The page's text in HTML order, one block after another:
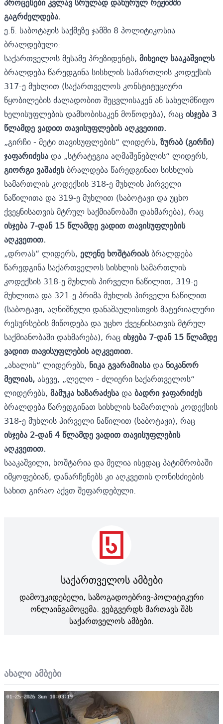
ახალი ამბები
გაგრძელდება.
ე.წ. საბოტაჟის საქმეზეჯამში 8 პოლიტიკოსია
ბრალდებული:
საქართველოს მესამე პრეზიდენტს, მიხეილ სააკაშვილს
ბრალდება წარედგინა სისხლის სამართლის კოდექსის
317-ე მუხლით (საქართველოს კონსტიტუციური
წყობილების ძალადობით შეცვლისაკენ ან სახელმწიფო
ხელისუფლების დამხობისაკენ მოწოდება), რაცისჯება 3
წლამდე ვადით თავისუფლების აღკვეთით.
„გირჩი - მეტი თავისუფლების“ ლიდერს, ზურაბ (გირჩი)
ჯაფარიძესადა „სტრატეგია აღმაშენებლის“ ლიდერს,
გიორგი ვაშაძესბრალდება წარედგინათ სისხლის
სამართლის კოდექსის 318-ე მუხლის პირველი
ნაწილითა და 319-ე მუხლით (საბოტაჟი და უცხო
ქვეყნისათვის მტრულ საქმიანობაში დახმარება), რაც
ისჯება 7-დან 15 წლამდე ვადით თავისუფლების
აღკვეთით.
„დროას“ ლიდერს, ელენე ხოშტარიასბრალდება
წარედგინა საქართველოს სისხლის სამართლის
კოდექსის 318-ე მუხლის პირველი ნაწილით, 319-ე
მუხლითა და 321-ე პრიმა მუხლის პირველი ნაწილით
(საბოტაჟი, აღნიშნული დანაშაულისთვის მატერიალური
რესურსების მიწოდება და უცხო ქვეყნისათვის მტრულ
საქმიანობაში დახმარება), რაცისჯება 7-დან 15 წლამდე
ვადით თავისუფლების აღკვეთით.
„ახალის“ ლიდერებს, ნიკა გვარამიასადა ნიკანორ
მელიას,ასევე, „ლელო - ძლიერი საქართველოს“
ლიდერებს, მამუკა ხაზარაძესადაბადრი ჯაფარიძეს
ბრალდება წარედგინათ სისხლის სამართლის კოდექსის
318-ე მუხლის პირველი ნაწილით (საბოტაჟი), რაც
ისჯება 2-დან 4 წლამდე ვადით თავისუფლების
აღკვეთით.
სააკაშვილი, ხოშტარია და მელია ისედაც პატიმრობაში
იმყოფებიან, დანარჩენებს კი აღკვეთის ღონისძიების
სახით გირაო აქვთ შეფარდებული.
საქართველოს ამბები
დამოუკიდებელი, საზოგადოებრივ-პოლიტიკური
ონლაინგამოცემა. ვებგვერდს მართავს შპს
საქართველოს ამბები.